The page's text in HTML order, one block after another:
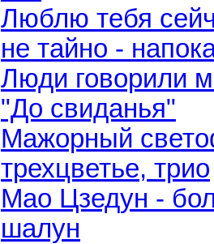
Люблю тебя
не тайно -
Люди говорили
"До свиданья"
Мажорный
трехцветье, трио
Мао Цзедун -
шалун